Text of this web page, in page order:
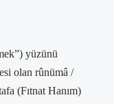
yüzünü
olan rûnümâ /
(Fıtnat Hanım)